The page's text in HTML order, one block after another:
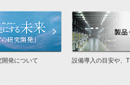
印刷が可能にする未来「
開発について 設備導入の目安や、